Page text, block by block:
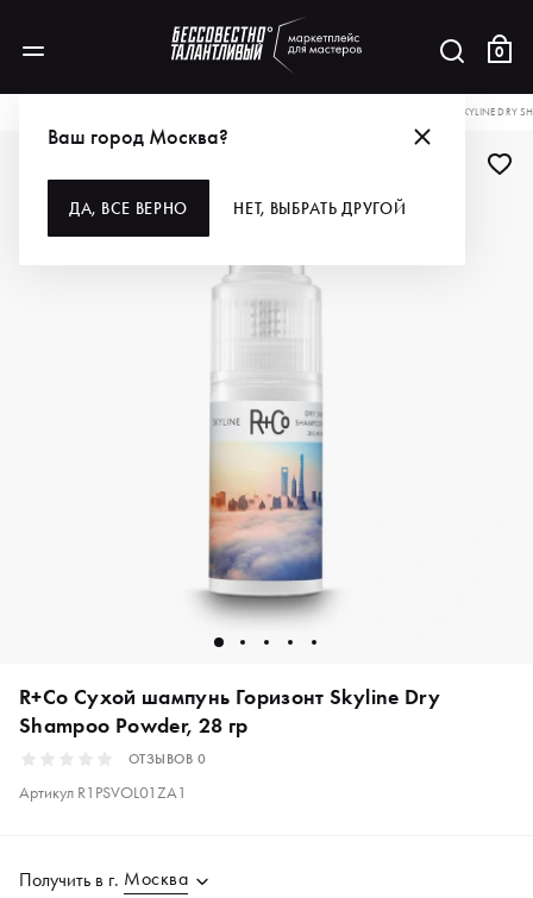
0
Ваш город Москва?
ДА, ВСЕ ВЕРНО НЕТ, ВЫБРАТЬ ДРУГОЙ
R+CO СУХОЙ ШАМПУНЬ ГОРИЗОНТ SKYLINE DRY
БЕСТСЕЛЛЕР
R+Co Сухой шампунь Горизонт Skyline Dry
Shampoo Powder, 28 гр
ОТЗЫВОВ 0
Артикул R1PSVOL01ZA1
Получить в г. Москва